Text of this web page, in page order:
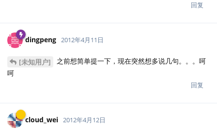
回复
dingpeng 2012年4月11日
[未知用户]
之前想简单提一下，现在突然想多说几句。。。呵
呵
回复
cloud_wei 2012年4月12日